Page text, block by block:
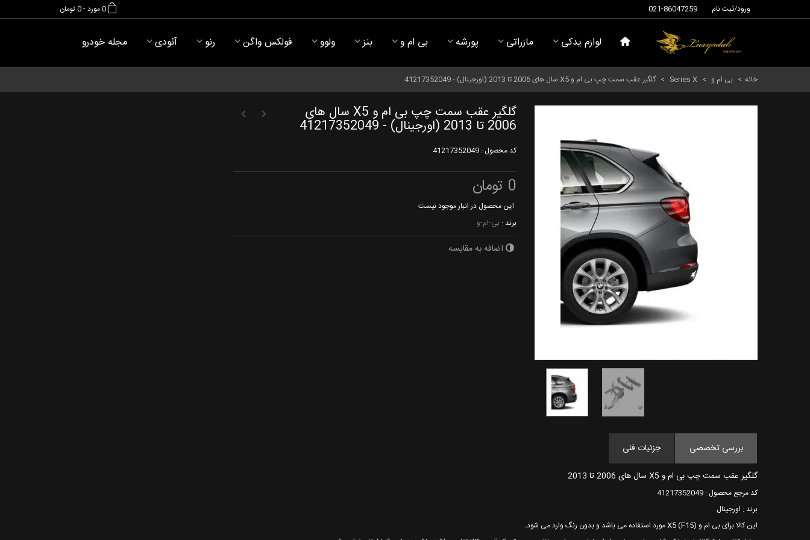
021-86047259 ورود/ثبت نام 0مورد-0 تومان
لوازم یدکی مازراتی پورشه بی ام و بنز ولوو فولکس واگن رنو آئودی مجله خودرو
خانه > بی ام و >
Series X
> گلگیر عقب سمت چپ بی ام و X5 سال های 2006 تا 2013 (اورجینال) - 41217352049
گلگیر عقب سمت چپ بی ام و X5 سال های
2006 تا 2013 (اورجینال) - 41217352049
کد محصول : 41217352049
0 تومان
این محصول در انبار موجود نیست
برند : بی-ام-و
اضافه به مقایسه
بررسی تخصصی جزئیات فنی
گلگیر عقب سمت چپ بی ام و X5 سال های 2006 تا 2013
کد مرجع محصول : 41217352049
برند : اورجینال
این کالا برای بی ام و X5 (F15) مورد استفاده می باشد و بدون رنگ وارد می شود.